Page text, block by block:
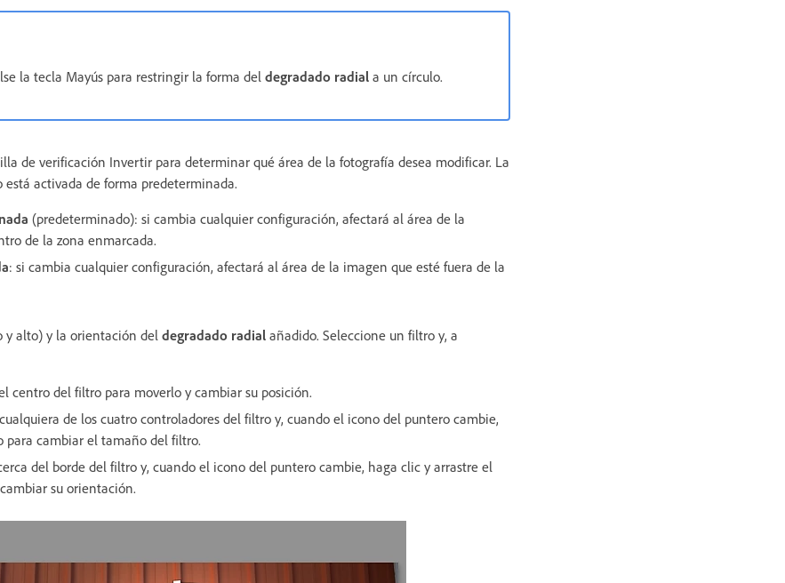
la tecla Mayús para restringir la forma del degradado radial a un círculo.
de verificación Invertir para determinar qué área de la fotografía desea modificar. La
activada de forma predeterminada.
(predeterminado): si cambia cualquier configuración, afectará al área de la
de la zona enmarcada.
: si cambia cualquier configuración, afectará al área de la imagen que esté fuera de la
y alto) y la orientación del degradado radial añadido. Seleccione un filtro y, a
centro del filtro para moverlo y cambiar su posición.
de los cuatro controladores del filtro y, cuando el icono del puntero cambie,
para cambiar el tamaño del filtro.
del borde del filtro y, cuando el icono del puntero cambie, haga clic y arrastre el
su orientación.